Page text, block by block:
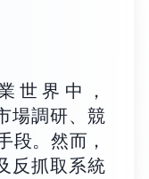
世界中，
場調研、競
段。然而，
反抓取系統